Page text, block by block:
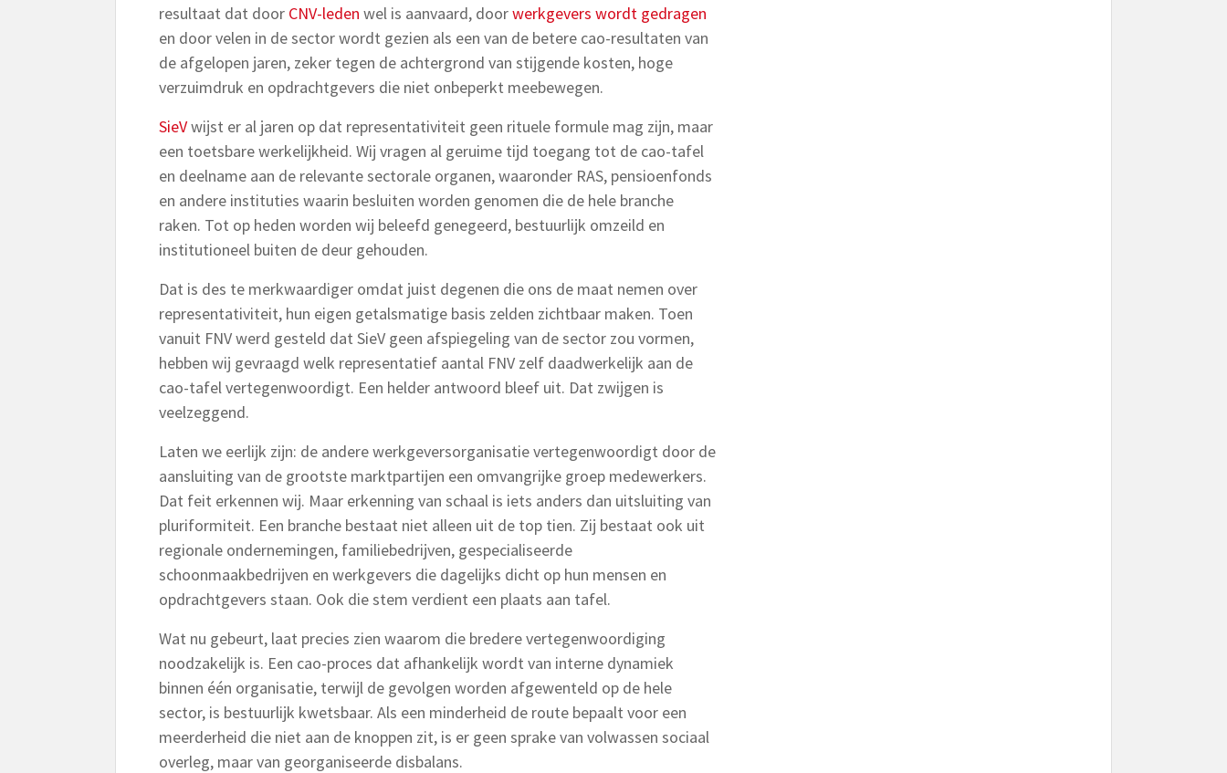
resultaat dat door CNV-leden wel is aanvaard, doorwerkgevers wordt gedragen
en door velen in de sector wordt gezien als een van de betere cao-resultaten van
de afgelopen jaren, zeker tegen de achtergrond van stijgende kosten, hoge
verzuimdruk en opdrachtgevers die niet onbeperkt meebewegen.
SieVwijst er al jaren op dat representativiteit geen rituele formule mag zijn, maar
een toetsbare werkelijkheid. Wij vragen al geruime tijd toegang tot de cao-tafel
en deelname aan de relevante sectorale organen, waaronder RAS, pensioenfonds
en andere instituties waarin besluiten worden genomen die de hele branche
raken. Tot op heden worden wij beleefd genegeerd, bestuurlijk omzeild en
institutioneel buiten de deur gehouden.
Dat is des te merkwaardiger omdat juist degenen die ons de maat nemen over
representativiteit, hun eigen getalsmatige basis zelden zichtbaar maken. Toen
vanuit FNV werd gesteld dat SieV geen afspiegeling van de sector zou vormen,
hebben wij gevraagd welk representatief aantal FNV zelf daadwerkelijk aan de
cao-tafel vertegenwoordigt. Een helder antwoord bleef uit. Dat zwijgen is
veelzeggend.
Laten we eerlijk zijn: de andere werkgeversorganisatie vertegenwoordigt door de
aansluiting van de grootste marktpartijen een omvangrijke groep medewerkers.
Dat feit erkennen wij. Maar erkenning van schaal is iets anders dan uitsluiting van
pluriformiteit. Een branche bestaat niet alleen uit de top tien. Zij bestaat ook uit
regionale ondernemingen, familiebedrijven, gespecialiseerde
schoonmaakbedrijven en werkgevers die dagelijks dicht op hun mensen en
opdrachtgevers staan. Ook die stem verdient een plaats aan tafel.
Wat nu gebeurt, laat precies zien waarom die bredere vertegenwoordiging
noodzakelijk is. Een cao-proces dat afhankelijk wordt van interne dynamiek
binnen één organisatie, terwijl de gevolgen worden afgewenteld op de hele
sector, is bestuurlijk kwetsbaar. Als een minderheid de route bepaalt voor een
meerderheid die niet aan de knoppen zit, is er geen sprake van volwassen sociaal
overleg, maar van georganiseerde disbalans.